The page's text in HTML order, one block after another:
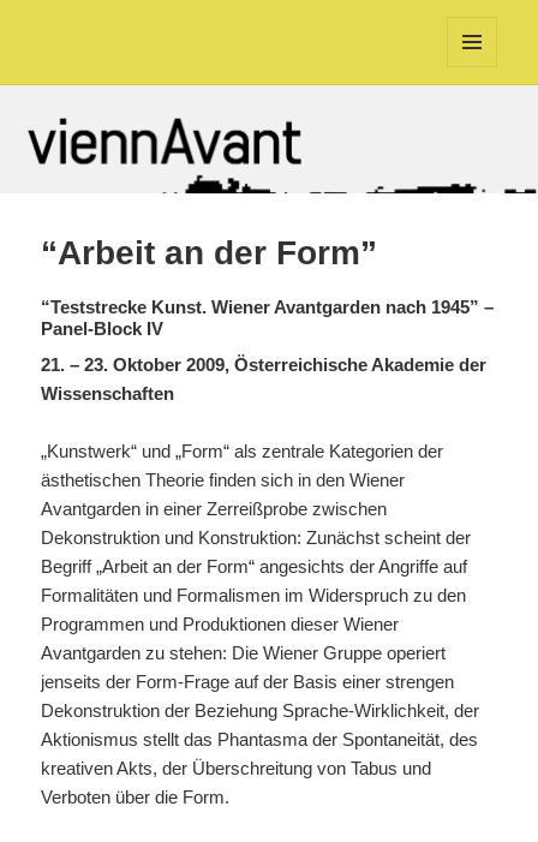
“Arbeit an der Form”
“Teststrecke Kunst. Wiener Avantgarden nach 1945” –
Panel-Block IV
21. – 23. Oktober 2009, Österreichische Akademie der
Wissenschaften
„Kunstwerk“ und „Form“ als zentrale Kategorien der
ästhetischen Theorie finden sich in den Wiener
Avantgarden in einer Zerreißprobe zwischen
Dekonstruktion und Konstruktion: Zunächst scheint der
Begriff „Arbeit an der Form“ angesichts der Angriffe auf
Formalitäten und Formalismen im Widerspruch zu den
Programmen und Produktionen dieser Wiener
Avantgarden zu stehen: Die Wiener Gruppe operiert
jenseits der Form-Frage auf der Basis einer strengen
Dekonstruktion der Beziehung Sprache-Wirklichkeit, der
Aktionismus stellt das Phantasma der Spontaneität, des
kreativen Akts, der Überschreitung von Tabus und
Verboten über die Form.